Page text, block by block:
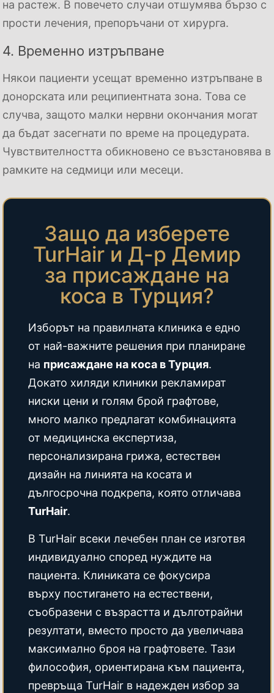
на растеж. В повечето случаи отшумява бързо с
прости лечения, препоръчани от хирурга.
4. Временно изтръпване
Някои пациенти усещат временно изтръпване в
донорската или реципиентната зона. Това се
случва, защото малки нервни окончания могат
да бъдат засегнати по време на процедурата.
Чувствителността обикновено се възстановява в
рамките на седмици или месеци.
Защо да изберете
TurHair и Д-р Демир
за присаждане на
коса в Турция?
Изборът на правилната клиника е едно
от най-важните решения при планиране
на присаждане на коса в Турция.
Докато хиляди клиники рекламират
ниски цени и голям брой графтове,
много малко предлагат комбинацията
от медицинска експертиза,
персонализирана грижа, естествен
дизайн на линията на косата и
дългосрочна подкрепа, която отличава
TurHair.
В TurHair всеки лечебен план се изготвя
индивидуално според нуждите на
пациента. Клиниката се фокусира
върху постигането на естествени,
съобразени с възрастта и дълготрайни
резултати, вместо просто да увеличава
максимално броя на графтовете. Тази
философия, ориентирана към пациента,
превръща TurHair в надежден избор за